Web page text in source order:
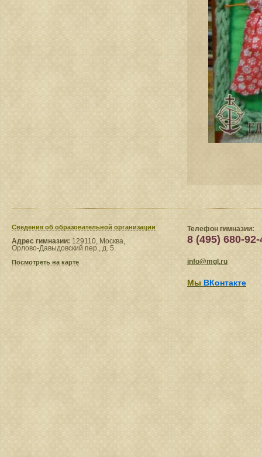
Сведения​ об образовательной организации
Адрес гимназии: 129110, Москва,
Орлово-Давыдовский пер., д. 5.
Посмотреть на карте
Телефон гимназии:
8 (495) 680-92-
info@mgl.ru
Мы ВКонтакте